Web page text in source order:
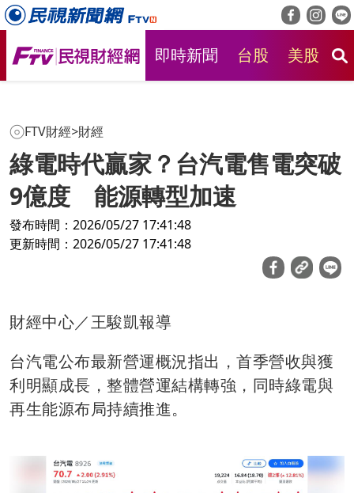
即時新聞 台股 美股
FTV財經>財經
綠電時代贏家？台汽電售電突破
9億度 能源轉型加速
發布時間：2026/05/27 17:41:48
更新時間：2026/05/27 17:41:48
財經中心／王駿凱報導
台汽電公布最新營運概況指出，首季營收與獲
利明顯成長，整體營運結構轉強，同時綠電與
再生能源布局持續推進。